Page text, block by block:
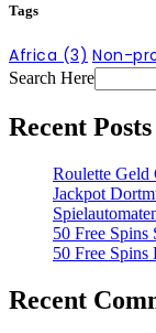
Tags
Africa (3) Non-
Search Here
Recent Posts
Roulette Geld
Jackpot
50 Free Spins
50 Free
Recent